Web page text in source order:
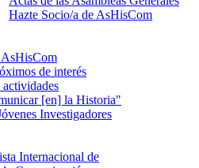
Hazte Socio/a de AsHisCom
AsHisCom
de interés
[en] la Historia"
Investigadores
Internacional de